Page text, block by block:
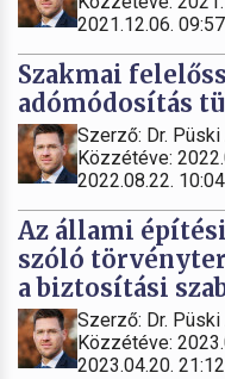
2021.12.06. 09:57
Szakmai
adómódosítás
Szerző: Dr. Püski
Közzétéve:
2022.08.22. 10:04
Az állami
szóló
a biztosítási
Szerző: Dr. Püski
Közzétéve:
2023.04.20. 21:12